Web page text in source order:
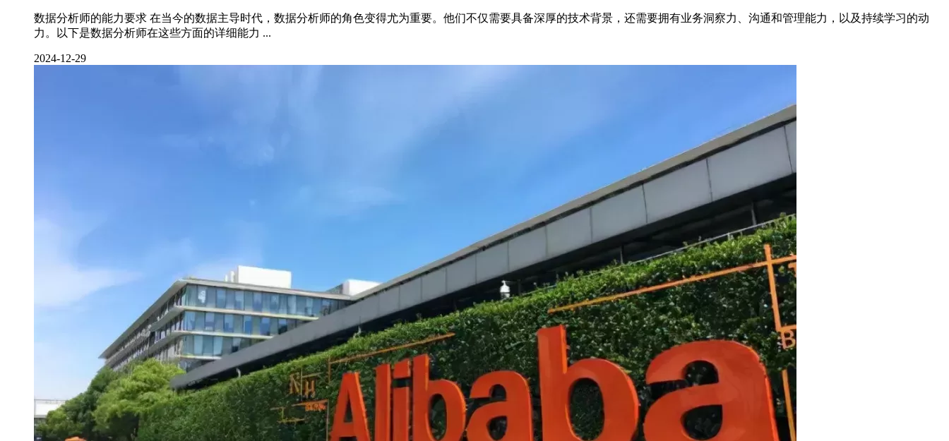
数据分析师的能力要求 在当今的数据主导时代，数据分析师的角色变得尤为重要。他们不仅需要具备深厚的技术背景，还需要拥有业务洞察力、沟通和管理能力，以及持续学习的动
力。以下是数据分析师在这些方面的详细能力 ...
2024-12-29